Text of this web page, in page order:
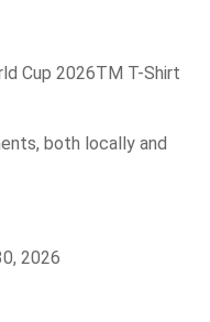
Cup 2026TM T-Shirt
both locally and
2026